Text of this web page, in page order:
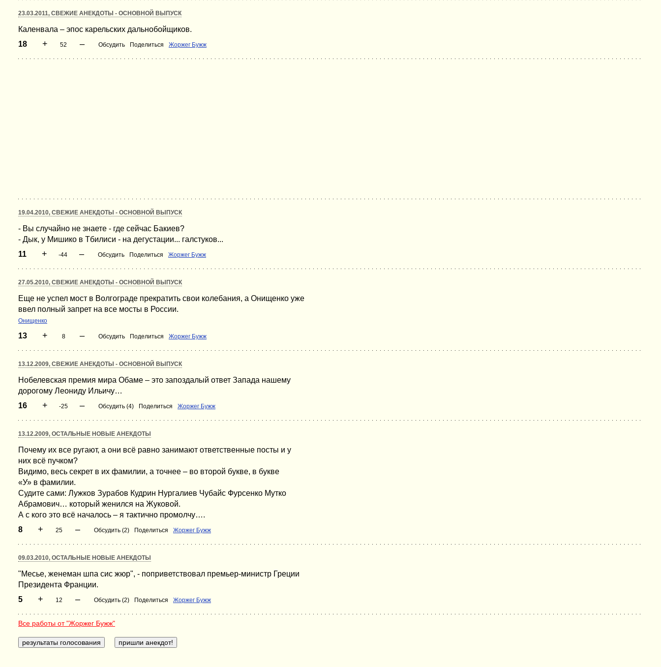
23.03.2011, СВЕЖИЕ АНЕКДОТЫ - ОСНОВНОЙ ВЫПУСК
Каленвала – эпос карельских дальнобойщиков.
18
+ 52 – Обсудить Поделиться Жоржег Бужж
19.04.2010, СВЕЖИЕ АНЕКДОТЫ - ОСНОВНОЙ ВЫПУСК
- Вы случайно не знаете - где сейчас Бакиев?
- Дык, у Мишико в Тбилиси - на дегустации... галстуков...
11
+ -44 – Обсудить Поделиться Жоржег Бужж
27.05.2010, СВЕЖИЕ АНЕКДОТЫ - ОСНОВНОЙ ВЫПУСК
Еще не успел мост в Волгограде прекратить свои колебания, а Онищенко уже
ввел полный запрет на все мосты в России.
Онищенко
13 + 8 – Обсудить Поделиться Жоржег Бужж
13.12.2009, СВЕЖИЕ АНЕКДОТЫ - ОСНОВНОЙ ВЫПУСК
Нобелевская премия мира Обаме – это запоздалый ответ Запада нашему
дорогому Леониду Ильичу…
16
+ -25 – Обсудить (4) Поделиться Жоржег Бужж
13.12.2009, ОСТАЛЬНЫЕ НОВЫЕ АНЕКДОТЫ
Почему их все ругают, а они всё равно занимают ответственные посты и у
них всё пучком?
Видимо, весь секрет в их фамилии, а точнее – во второй букве, в букве
«У» в фамилии.
Судите сами: Лужков Зурабов Кудрин Нургалиев Чубайс Фурсенко Мутко
Абрамович… который женился на Жуковой.
А с кого это всё началось – я тактично промолчу….
8
+ 25 – Обсудить (2) Поделиться Жоржег Бужж
09.03.2010, ОСТАЛЬНЫЕ НОВЫЕ АНЕКДОТЫ
"Месье, женеман шпа сис жюр", - поприветствовал премьер-министр Греции
Президента Франции.
5
+ 12 – Обсудить (2) Поделиться Жоржег Бужж
Все работы от "Жоржег Бужж"